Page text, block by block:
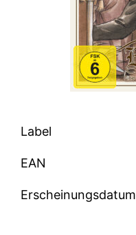
Label
EAN
Erscheinungsdatum